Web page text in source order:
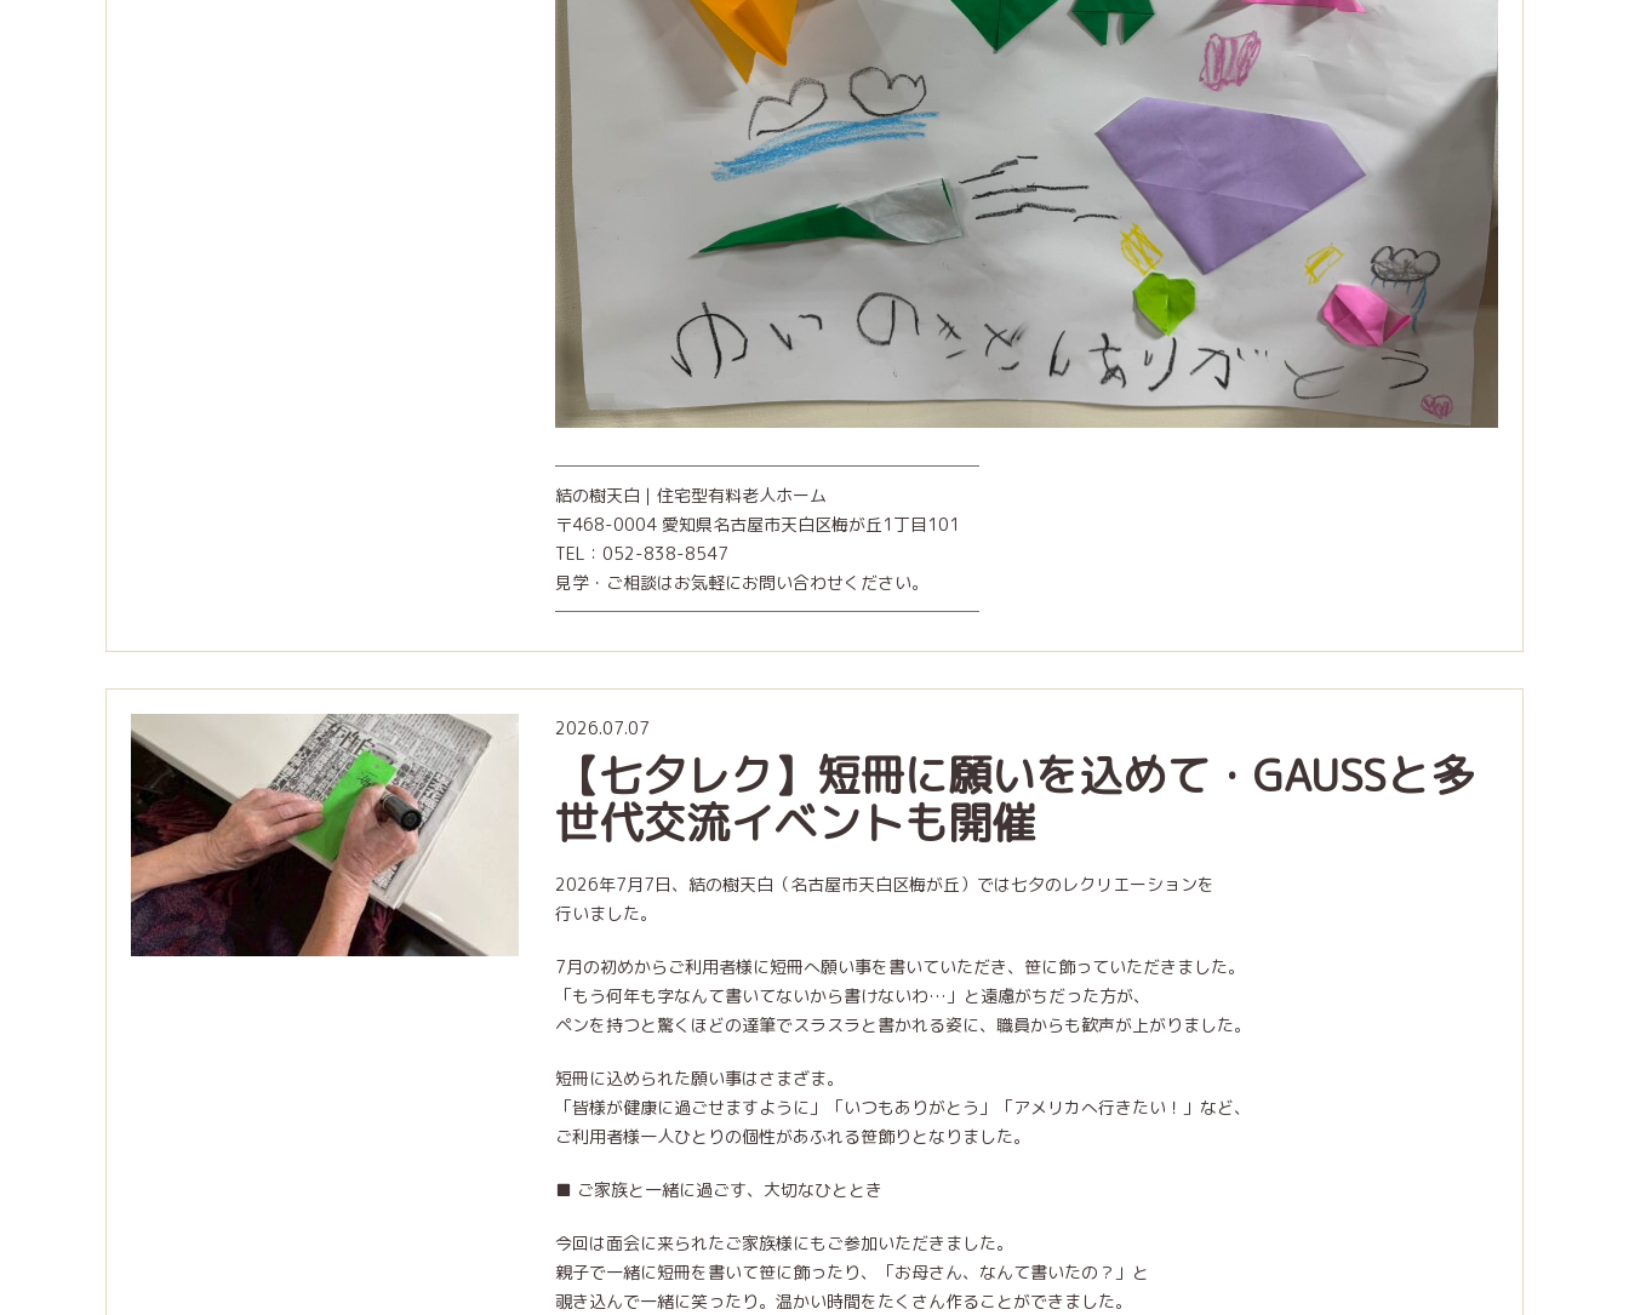
─────────────────────────
結の樹天白｜住宅型有料老人ホーム
〒468-0004 愛知県名古屋市天白区梅が丘1丁目101
TEL：052-838-8547
見学・ご相談はお気軽にお問い合わせください。
─────────────────────────
2026.07.07
【七夕レク】短冊に願いを込めて・GAUSSと多
世代交流イベントも開催
2026年7月7日、結の樹天白（名古屋市天白区梅が丘）では七夕のレクリエーションを
行いました。
7月の初めからご利用者様に短冊へ願い事を書いていただき、笹に飾っていただきました。
「もう何年も字なんて書いてないから書けないわ…」と遠慮がちだった方が、
ペンを持つと驚くほどの達筆でスラスラと書かれる姿に、職員からも歓声が上がりました。
短冊に込められた願い事はさまざま。
「皆様が健康に過ごせますように」「いつもありがとう」「アメリカへ行きたい！」など、
ご利用者様一人ひとりの個性があふれる笹飾りとなりました。
■ ご家族と一緒に過ごす、大切なひととき
今回は面会に来られたご家族様にもご参加いただきました。
親子で一緒に短冊を書いて笹に飾ったり、「お母さん、なんて書いたの？」と
覗き込んで一緒に笑ったり。温かい時間をたくさん作ることができました。